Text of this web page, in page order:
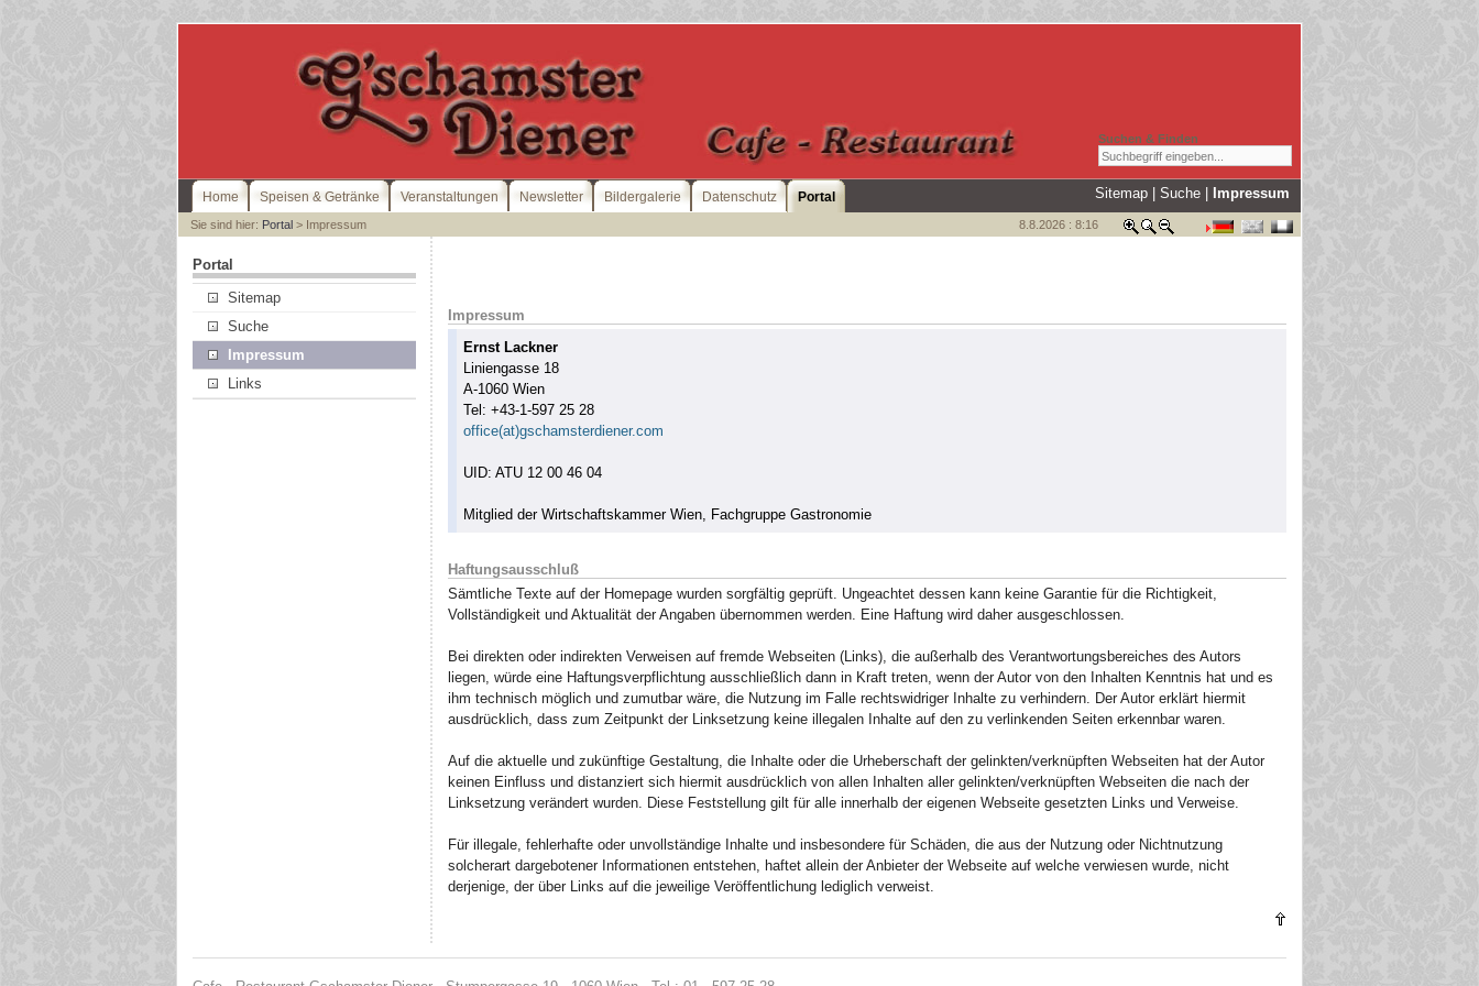
Suchen & Finden
Sitemap |Suche Impressum
Home Speisen & Getränke Veranstaltungen Newsletter Bildergalerie Datenschutz Portal
Sie sind hier: Portal > Impressum 8.8.2026 : 8:16
Portal
Sitemap
Suche
Impressum
Links
Impressum
Ernst Lackner
Liniengasse 18
A-1060 Wien
Tel: +43-1-597 25 28
office(at)gschamsterdiener.com
UID: ATU 12 00 46 04
Mitglied der Wirtschaftskammer Wien, Fachgruppe Gastronomie
Haftungsausschluß
Sämtliche Texte auf der Homepage wurden sorgfältig geprüft. Ungeachtet dessen kann keine Garantie für die Richtigkeit,
Vollständigkeit und Aktualität der Angaben übernommen werden. Eine Haftung wird daher ausgeschlossen.
Bei direkten oder indirekten Verweisen auf fremde Webseiten (Links), die außerhalb des Verantwortungsbereiches des Autors
liegen, würde eine Haftungsverpflichtung ausschließlich dann in Kraft treten, wenn der Autor von den Inhalten Kenntnis hat und es
ihm technisch möglich und zumutbar wäre, die Nutzung im Falle rechtswidriger Inhalte zu verhindern. Der Autor erklärt hiermit
ausdrücklich, dass zum Zeitpunkt der Linksetzung keine illegalen Inhalte auf den zu verlinkenden Seiten erkennbar waren.
Auf die aktuelle und zukünftige Gestaltung, die Inhalte oder die Urheberschaft der gelinkten/verknüpften Webseiten hat der Autor
keinen Einfluss und distanziert sich hiermit ausdrücklich von allen Inhalten aller gelinkten/verknüpften Webseiten die nach der
Linksetzung verändert wurden. Diese Feststellung gilt für alle innerhalb der eigenen Webseite gesetzten Links und Verweise.
Für illegale, fehlerhafte oder unvollständige Inhalte und insbesondere für Schäden, die aus der Nutzung oder Nichtnutzung
solcherart dargebotener Informationen entstehen, haftet allein der Anbieter der Webseite auf welche verwiesen wurde, nicht
derjenige, der über Links auf die jeweilige Veröffentlichung lediglich verweist.